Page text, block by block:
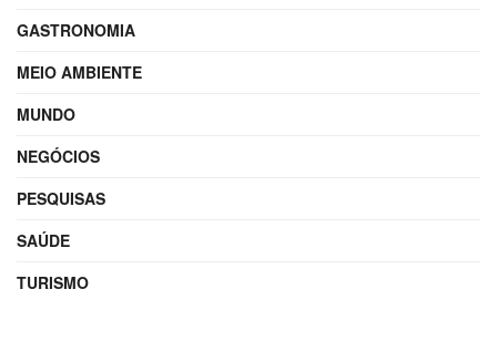
GASTRONOMIA
MEIO AMBIENTE
MUNDO
NEGÓCIOS
PESQUISAS
SAÚDE
TURISMO